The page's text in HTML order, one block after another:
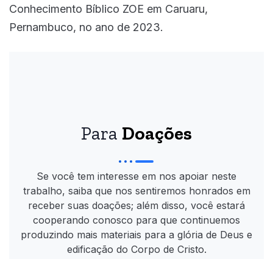
Conhecimento Bíblico ZOE em Caruaru,
Pernambuco, no ano de 2023.
Para Doações
Se você tem interesse em nos apoiar neste
trabalho, saiba que nos sentiremos honrados em
receber suas doações; além disso, você estará
cooperando conosco para que continuemos
produzindo mais materiais para a glória de Deus e
edificação do Corpo de Cristo.